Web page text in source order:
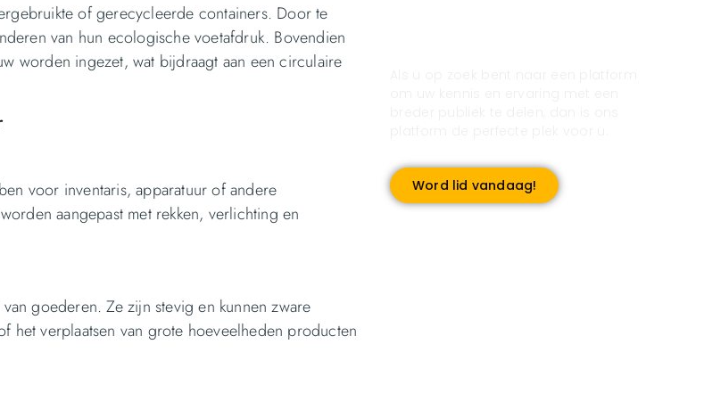
of gerecycleerde containers. Door te
van hun ecologische voetafdruk. Bovendien
worden ingezet, wat bijdraagt aan een circulaire
voor inventaris, apparatuur of andere
aangepast met rekken, verlichting en
goederen. Ze zijn stevig en kunnen zware
verplaatsen van grote hoeveelheden producten
Word lid vandaag!